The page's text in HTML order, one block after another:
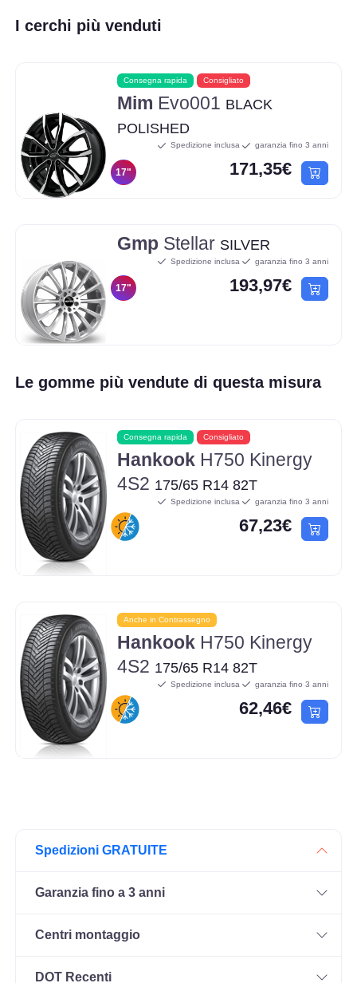
I cerchi più venduti
Consegna rapida Consigliato
Mim Evo001 BLACK
POLISHED
17"
Spedizione inclusa garanzia fino 3 anni
171,35€
Gmp Stellar SILVER
17"
Spedizione inclusa garanzia fino 3 anni
193,97€
Le gomme più vendute di questa misura
Consegna rapida Consigliato
Hankook H750 Kinergy
4S2 175/65 R14 82T
Spedizione inclusa garanzia fino 3 anni
67,23€
Anche in Contrassegno
Hankook H750 Kinergy
4S2 175/65 R14 82T
Spedizione inclusa garanzia fino 3 anni
62,46€
Spedizioni GRATUITE
Garanzia fino a 3 anni
Centri montaggio
DOT Recenti